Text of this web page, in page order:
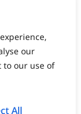
our
to our use of
All